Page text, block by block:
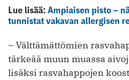
Lue lisää:Ampiaisen pisto –
tunnistat vakavan allergisen
– Välttämättömien
tärkeää muun muassa
lisäksi rasvahappojen